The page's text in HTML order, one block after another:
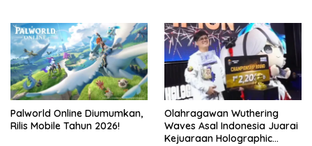
Palworld Online Diumumkan,
Rilis Mobile Tahun 2026!
Olahragawan Wuthering
Waves Asal Indonesia Juarai
Kejuaraan Holographic